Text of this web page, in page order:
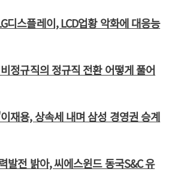
스플레이, LCD업황 악화에 대응능
정규직의 정규직 전환 어떻게 풀어
재용, 상속세 내며 삼성 경영권 승계
발전 밝아, 씨에스윈드 동국S&C 유